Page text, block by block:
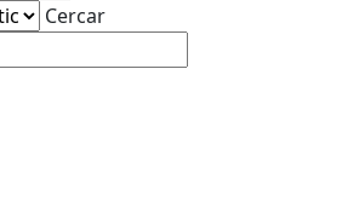
Cercar